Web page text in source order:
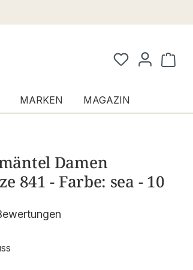
MARKEN MAGAZIN
Damen
841 - Farbe: sea - 10